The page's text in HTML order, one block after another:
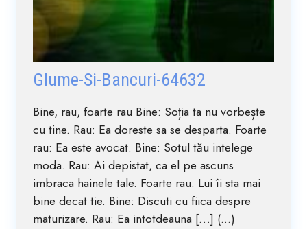
Glume-Si-Bancuri-64632
Bine, rau, foarte rau Bine: Soția ta nu vorbește
cu tine. Rau: Ea doreste sa se desparta. Foarte
rau: Ea este avocat. Bine: Sotul tău intelege
moda. Rau: Ai depistat, ca el pe ascuns
imbraca hainele tale. Foarte rau: Lui îi sta mai
bine decat tie. Bine: Discuti cu fiica despre
maturizare. Rau: Ea intotdeauna […] (...)